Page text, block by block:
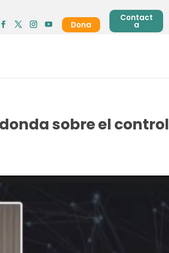
Dona
Contact
a
sobre el control